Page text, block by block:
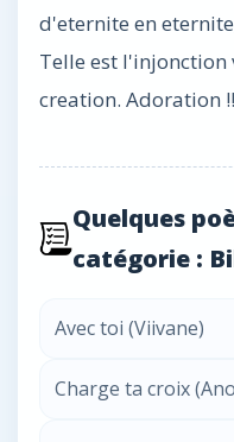
d'eternite en
Telle est l'injonction
creation. Adoration
Quelques
catégorie :
Avec toi (Viivane)
Charge ta croix